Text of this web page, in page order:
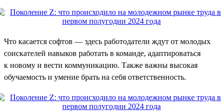
Что касается софтов — здесь работодатели ждут от молодых
соискателей навыков работать в команде, адаптироваться
к новому и вести коммуникацию. Также важны высокая
обучаемость и умение брать на себя ответственность.